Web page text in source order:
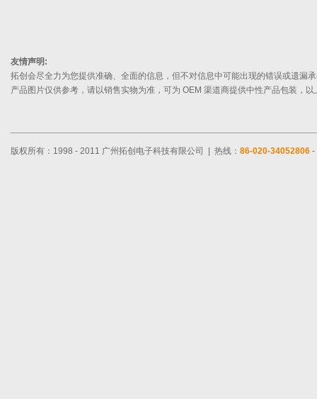
友情声明:
拓创会尽全力为您提供准确、全面的信息，但不对信息中可能出现的错误或遗漏
产品图片仅供参考，请以销售实物为准，可为 OEM 渠道商提供中性产品包装，
版权所有：1998 - 2011 广州拓创电子科技有限公司 | 热线： 86-020-34052806 -